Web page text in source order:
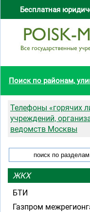
Бесплатная
Поиск по районам,
Телефоны «горячих
учреждений,
ведомств Москвы
ЖКХ
БТИ
Газпром